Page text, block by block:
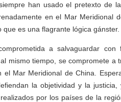
han usado el pretexto de
en el Mar
que es una flagrante lógica gánster.
a salvaguardar
mismo tiempo, se compromete
el Mar Meridional de China.
la objetividad y la
por los países de la